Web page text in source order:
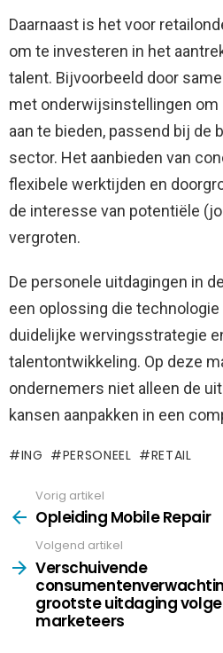
Daarnaast is het voor
om te investeren in het
talent. Bijvoorbeeld door
met onderwijsinstellingen om
aan te bieden, passend bij de
sector. Het aanbieden van
flexibele werktijden en
de interesse van potentiële
vergroten.
De personele uitdagingen in
een oplossing die
duidelijke wervingsstrategie
talentontwikkeling. Op deze
ondernemers niet alleen de
kansen aanpakken in een
ING PERSONEEL RETAIL
more
Vorig artikel
Opleiding Mobile Repair
Volgend artikel
Verschuivende
grootste uitdaging
marketeers